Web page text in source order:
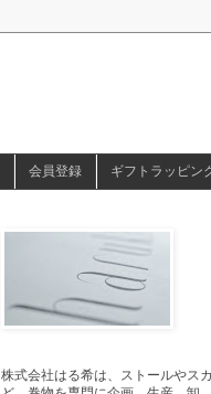
会員登録 ギフトラッピン
株式会社はる希は、ストールやス